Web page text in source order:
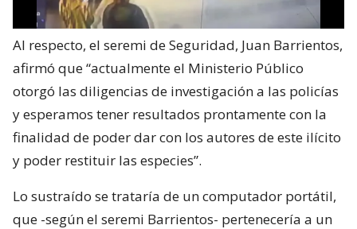
Al respecto, el seremi de Seguridad, Juan Barrientos,
afirmó que “actualmente el Ministerio Público
otorgó las diligencias de investigación a las policías
y esperamos tener resultados prontamente con la
finalidad de poder dar con los autores de este ilícito
y poder restituir las especies”.
Lo sustraído se trataría de un computador portátil,
que -según el seremi Barrientos- pertenecería a un